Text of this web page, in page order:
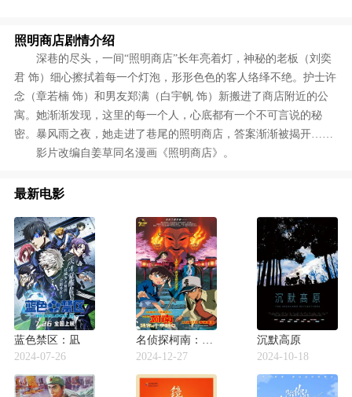
照明商店剧情介绍
深巷的尽头，一间“照明商店”长年亮着灯，神秘的老板（刘奕
君 饰）细心擦拭着每一个灯泡，形形色色的客人络绎不绝。护士许
念（章若楠 饰）和男友郑满（白宇帆 饰）新搬进了商店附近的公
寓。她渐渐发现，这里的每一个人，心底都有一个不可言说的秘
密。暴风雨之夜，她走进了巷尾的照明商店，答案渐渐被揭开……
影片改编自姜草同名漫画《照明商店》。
最新电影
蓝色禁区：凪
2024-07-26
名侦探柯南：迷宫的十字路口
2024-12-27
沉默高原
2024-10-18